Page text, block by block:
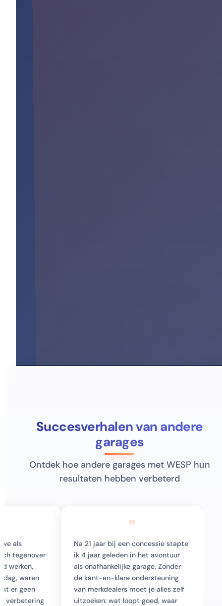
Succesverhalen van andere
garages
Ontdek hoe andere garages met WESP hun
resultaten hebben verbeterd
als
tegenover
werken,
dag, waren
er geen
verbetering
❞
Na 21 jaar bij een concessie stapte
ik 4 jaar geleden in het avontuur
als onafhankelijke garage. Zonder
de kant-en-klare ondersteuning
van merkdealers moet je alles zelf
uitzoeken: wat loopt goed, waar